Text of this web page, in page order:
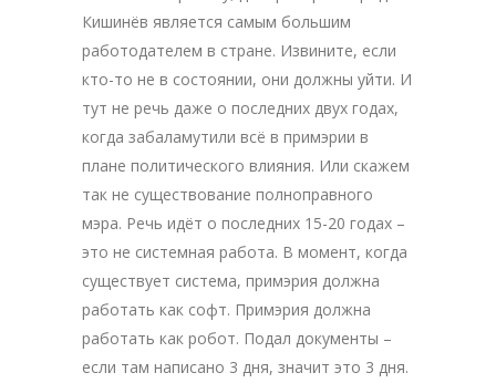
Кишинёв является самым большим
работодателем в стране. Извините, если
кто-то не в состоянии, они должны уйти. И
тут не речь даже о последних двух годах,
когда забаламутили всё в примэрии в
плане политического влияния. Или скажем
так не существование полноправного
мэра. Речь идёт о последних 15-20 годах –
это не системная работа. В момент, когда
существует система, примэрия должна
работать как софт. Примэрия должна
работать как робот. Подал документы –
если там написано 3 дня, значит это 3 дня.